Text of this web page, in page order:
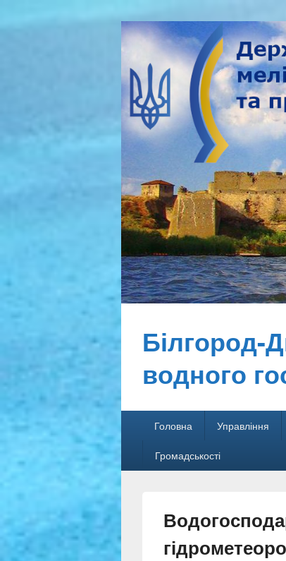
Білгород-
водного
меню
Головна Управління
Громадськості
Secondary